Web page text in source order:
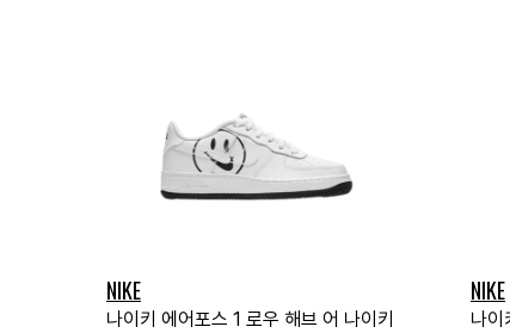
NIKE
나이키 에어포스 1 로우 해브 어 나이키
NIKE
나이